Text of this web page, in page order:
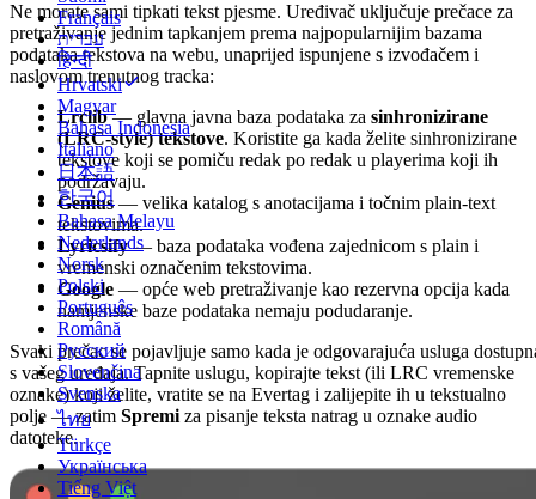
Français
עברית
हिन्दी
Hrvatski
Magyar
Bahasa Indonesia
Italiano
日本語
한국어
Bahasa Melayu
Nederlands
Norsk
Polski
Português
Română
Русский
Slovenčina
Svenska
ไทย
Türkçe
Українська
Tiếng Việt
Ne morate sami tipkati tekst pjesme. Uređivač uključuje prečace za
pretraživanje jednim tapkanjem prema najpopularnijim bazama
podataka tekstova na webu, unaprijed ispunjene s izvođačem i
naslovom trenutnog tracka:
Lrclib— glavna javna baza podataka za sinhronizirane
(LRC-style) tekstove. Koristite ga kada želite sinhronizirane
tekstove koji se pomiču redak po redak u playerima koji ih
podržavaju.
Genius— velika katalog s anotacijama i točnim plain-text
tekstovima.
Lyricsify— baza podataka vođena zajednicom s plain i
vremenski označenim tekstovima.
Google — opće web pretraživanje kao rezervna opcija kada
namjenske baze podataka nemaju podudaranje.
Svaki prečac se pojavljuje samo kada je odgovarajuća usluga
s vašeg uređaja. Tapnite uslugu, kopirajte tekst (ili LRC vremenske
oznake) koji želite, vratite se na Evertag i zalijepite ih u tekstualno
polje — zatim Spremi za pisanje teksta natrag u oznake audio
datoteke.